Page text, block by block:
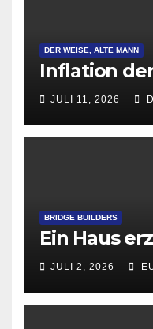
DER WEISE, ALTE MANN
Inflation
JULI 11, 2026
BRIDGE BUILDERS
Ein Haus
JULI 2, 2026